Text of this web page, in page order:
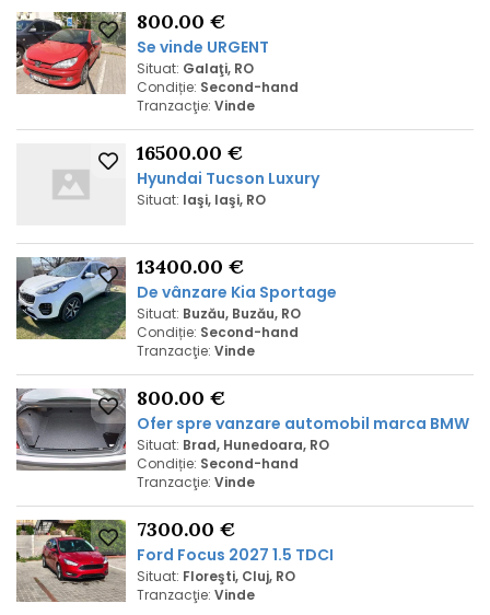
800.00 €
Se vinde URGENT
Situat: Galaţi, RO
Condiție: Second-hand
Tranzacţie: Vinde
16500.00 €
Hyundai Tucson Luxury
Situat: Iaşi, Iaşi, RO
13400.00 €
De vânzare Kia Sportage
Situat: Buzău, Buzău, RO
Condiție: Second-hand
Tranzacţie: Vinde
800.00 €
Ofer spre vanzare automobil marca BMW
Situat: Brad, Hunedoara, RO
Condiție: Second-hand
Tranzacţie: Vinde
7300.00 €
Ford Focus 2027 1.5 TDCI
Situat: Floreşti, Cluj, RO
Tranzacţie: Vinde